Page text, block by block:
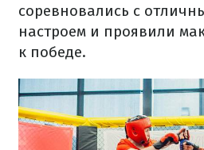
соревновались с
настроем и проявили
к победе.